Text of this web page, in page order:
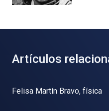
Artículos
Felisa Martín Bravo, física